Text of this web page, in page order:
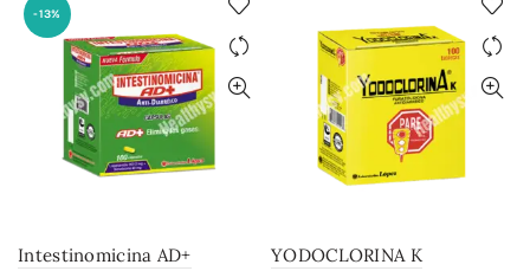
-13%
Intestinomicina AD+
YODOCLORINA K